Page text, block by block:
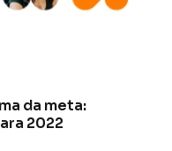
da meta:
2022